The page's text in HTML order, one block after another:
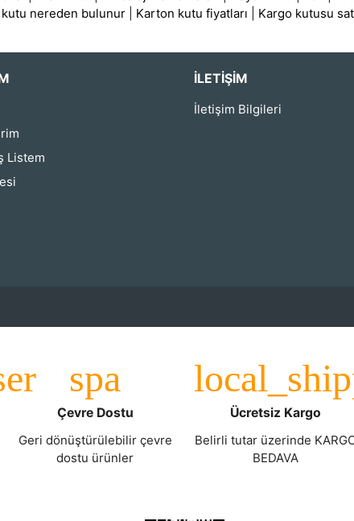
kutu nereden bulunur Karton kutu fiyatları Kargo kutusu
Listem
İLETIŞIM
İletişim Bilgileri
Çevre Dostu
Geri dönüştürülebilir çevre
dostu ürünler
Ücretsiz Kargo
Belirli tutar üzerinde
BEDAVA